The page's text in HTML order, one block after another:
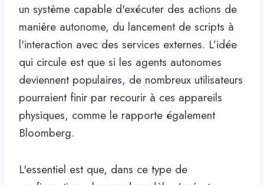
un système capable d'exécuter des actions de
manière autonome, du lancement de scripts à
l'interaction avec des services externes. L’idée
qui circule est que si les agents autonomes
deviennent populaires, de nombreux utilisateurs
pourraient finir par recourir à ces appareils
physiques, comme le rapporte également
Bloomberg.
L'essentiel est que, dans ce type de